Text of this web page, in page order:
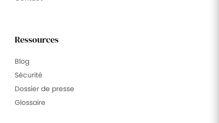
Ressources
Blog
Sécurité
Dossier de presse
Glossaire